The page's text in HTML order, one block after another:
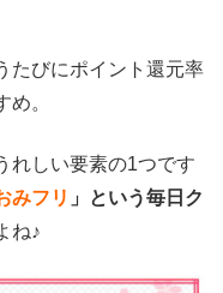
たびにポイント還元率
め。
れしい要素の1つです
みフリ 」という毎日ク
ね♪